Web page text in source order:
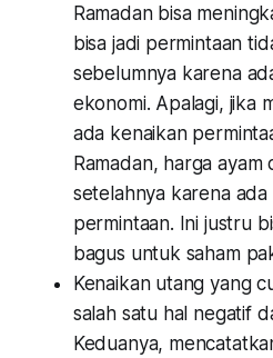
Ramadan bisa
bisa jadi permintaan
sebelumnya karena
ekonomi. Apalagi, jika
ada kenaikan
Ramadan, harga
setelahnya karena
permintaan. Ini justru
bagus untuk saham
Kenaikan utang yang
salah satu hal negatif
Keduanya,